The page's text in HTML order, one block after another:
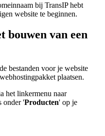
bij TransIP hebt
website te beginnen.
bouwen van een
bestanden voor je website
plaatsen.
het linkermenu naar
onder 'Producten' op je